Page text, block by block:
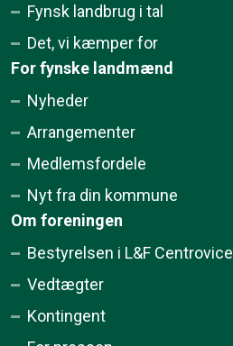
Fynsk landbrug i tal
Det, vi kæmper for
For fynske landmænd
Nyheder
Arrangementer
Medlemsfordele
Nyt fra din kommune
Om foreningen
Bestyrelsen i L&F Centrovice
Vedtægter
Kontingent